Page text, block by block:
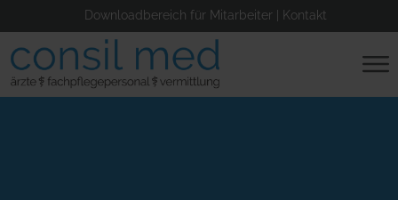
Downloadbereich für Mitarbeiter Kontakt